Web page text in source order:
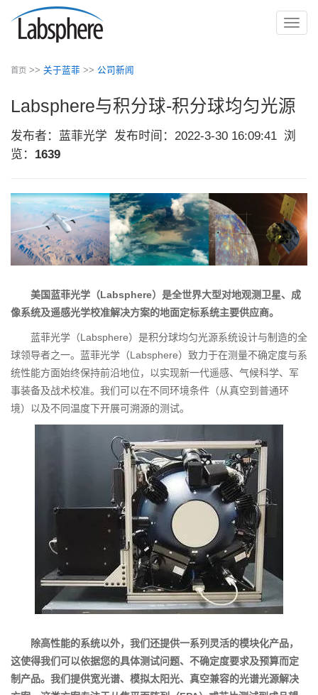
切
首页 >> 关于蓝菲 >> 公司新闻
Labsphere与积分球-积分球均匀光源
发布者：蓝菲光学 发布时间：2022-3-30 16:09:41 浏
览： 1639
美国蓝菲光学（Labsphere）是全世界大型对地观测卫星、成
像系统及遥感光学校准解决方案的地面定标系统主要供应商。
蓝菲光学（Labsphere）是积分球均匀光源系统设计与制造的全
球领导者之一。蓝菲光学（Labsphere）致力于在测量不确定度与系
统性能方面始终保持前沿地位，以实现新一代遥感、气候科学、军
事装备及战术校准。我们可以在不同环境条件（从真空到普通环
境）以及不同温度下开展可溯源的测试。
除高性能的系统以外，我们还提供一系列灵活的模块化产品，
这使得我们可以依据您的具体测试问题、不确定度要求及预算而定
制产品。我们提供宽光谱、模拟太阳光、真空兼容的光谱光源解决